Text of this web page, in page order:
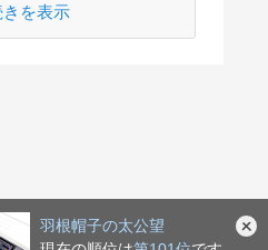
羽根帽子の太公望
きを表示